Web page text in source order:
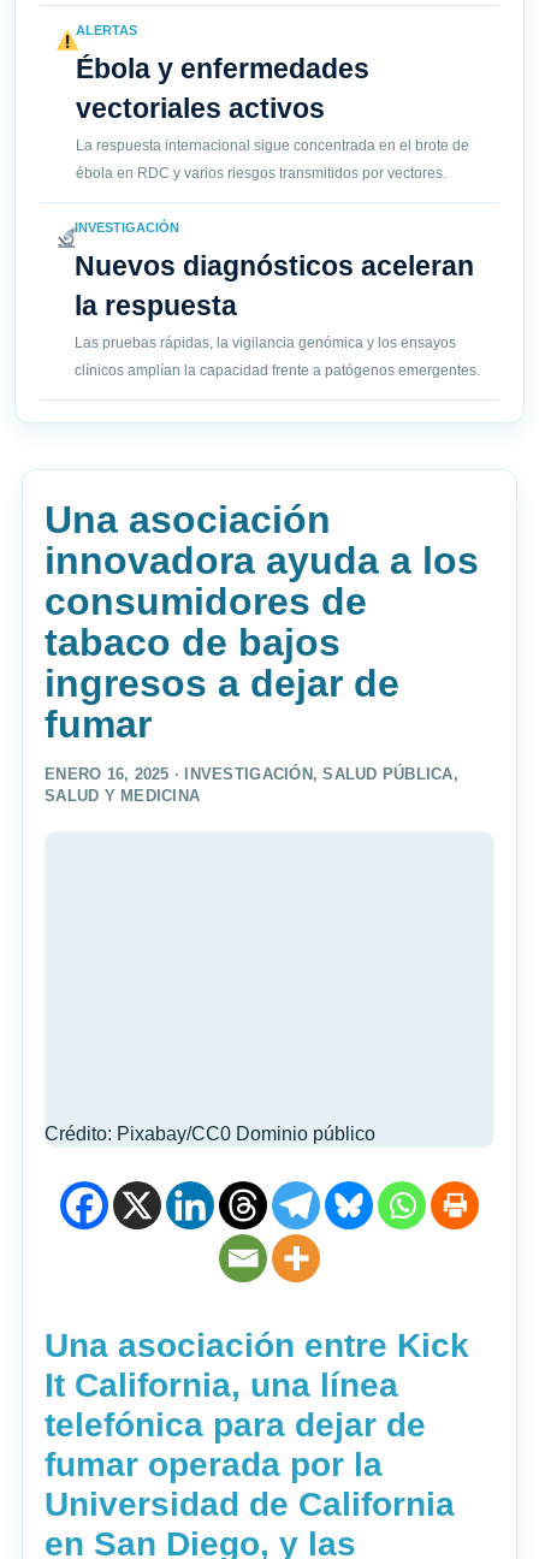
ALERTAS
Ébola y enfermedades
vectoriales activos
La respuesta internacional sigue concentrada en el brote de
ébola en RDC y varios riesgos transmitidos por vectores.
INVESTIGACIÓN
Nuevos diagnósticos aceleran
la respuesta
Las pruebas rápidas, la vigilancia genómica y los ensayos
clínicos amplían la capacidad frente a patógenos emergentes.
Una asociación
innovadora ayuda a los
consumidores de
tabaco de bajos
ingresos a dejar de
fumar
ENERO 16, 2025 · INVESTIGACIÓN ,SALUD PÚBLICA,
SALUD Y MEDICINA
Crédito: Pixabay/CC0 Dominio público
Una asociación entre Kick
It California, una línea
telefónica para dejar de
fumar operada por la
Universidad de California
en San Diego, y las